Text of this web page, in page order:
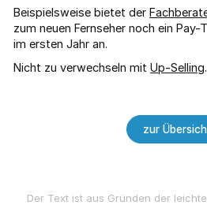
Beispielsweise bietet der
zum neuen Fernseher noch ein
im ersten Jahr an.
Nicht zu verwechseln mit Up-Selling.
zur
Der Text ist aus Gründen der